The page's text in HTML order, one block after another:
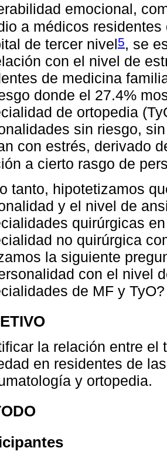
emocional,
a médicos
de tercer nivel5, se
con el nivel de
de medicina
donde el 27.4%
de ortopedia
sin riesgo,
con estrés, derivado
a cierto rasgo de
tanto, hipotetizamos
y el nivel de
quirúrgicas
no quirúrgica
la siguiente
con el nivel
de MF y TyO?
la relación entre
en residentes de
y ortopedia.